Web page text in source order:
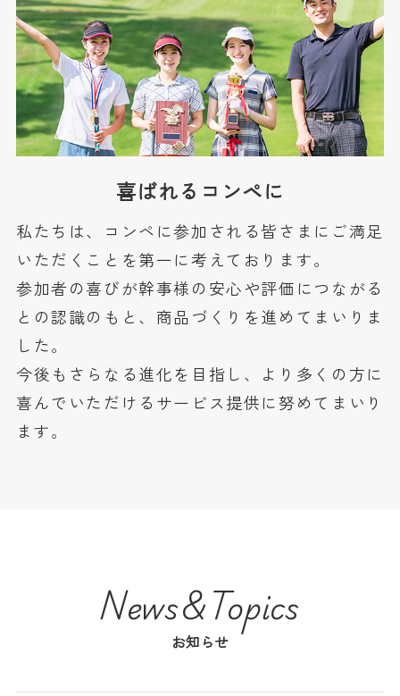
喜ばれるコンペに
私たちは、コンペに参加される皆さまにご満足
いただくことを第一に考えております。
参加者の喜びが幹事様の安心や評価につながる
との認識のもと、商品づくりを進めてまいりま
した。
今後もさらなる進化を目指し、より多くの方に
喜んでいただけるサービス提供に努めてまいり
ます。
News&Topics
お知らせ